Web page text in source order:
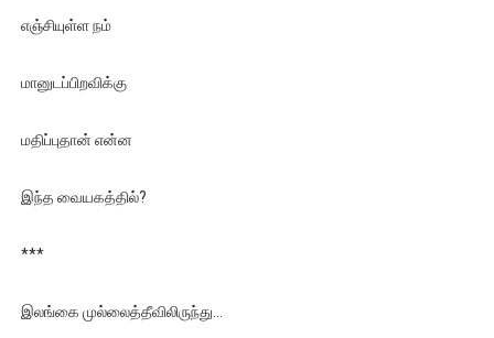
எஞ்சியுள்ள நம்
மானுடப்பிறவிக்கு
மதிப்புதான் என்ன
இந்த வையகத்தில்?
***
இலங்கை முல்லைத்தீவிலிருந்து…